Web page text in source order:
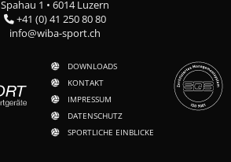
Spahau 1 • 6014 Luzern
+41 (0) 41 250 80 80
info@wiba-sport.ch
DOWNLOADS
KONTAKT
IMPRESSUM
DATENSCHUTZ
SPORTLICHE EINBLICKE